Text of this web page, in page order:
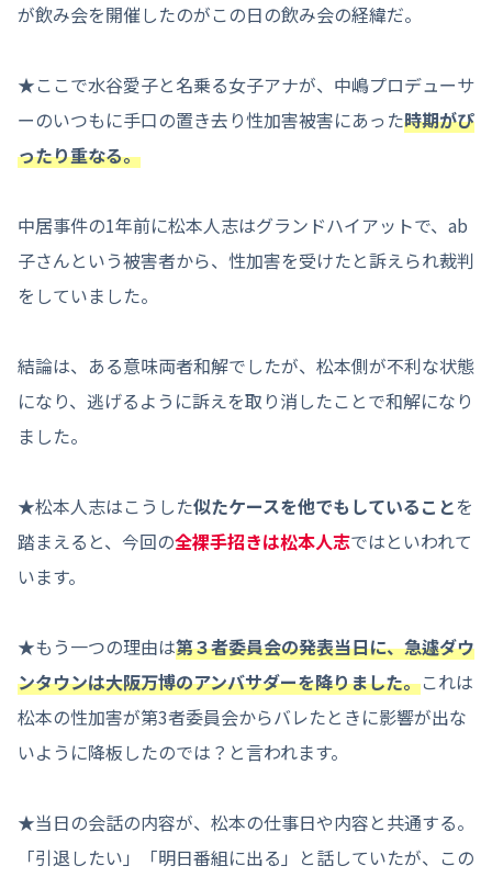
が飲み会を開催したのがこの日の飲み会の経緯だ。
★ここで水谷愛子と名乗る女子アナが、中嶋プロデューサ
ーのいつもに手口の置き去り性加害被害にあった時期がぴ
ったり重なる。
中居事件の1年前に松本人志はグランドハイアットで、ab
子さんという被害者から、性加害を受けたと訴えられ裁判
をしていました。
結論は、ある意味両者和解でしたが、松本側が不利な状態
になり、逃げるように訴えを取り消したことで和解になり
ました。
★松本人志はこうした似たケースを他でもしていることを
踏まえると、今回の全裸手招きは松本人志ではといわれて
います。
★もう一つの理由は第３者委員会の発表当日に、急遽ダウ
ンタウンは大阪万博のアンバサダーを降りました。これは
松本の性加害が第3者委員会からバレたときに影響が出な
いように降板したのでは？と言われます。
★当日の会話の内容が、松本の仕事日や内容と共通する。
「引退したい」「明日番組に出る」と話していたが、この